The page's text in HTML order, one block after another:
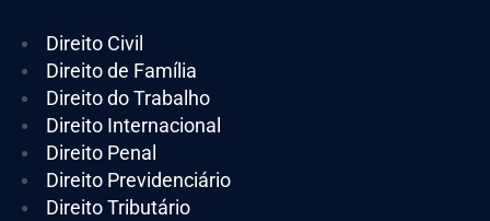
Direito Civil
Direito de Família
Direito do Trabalho
Direito Internacional
Direito Penal
Direito Previdenciário
Direito Tributário